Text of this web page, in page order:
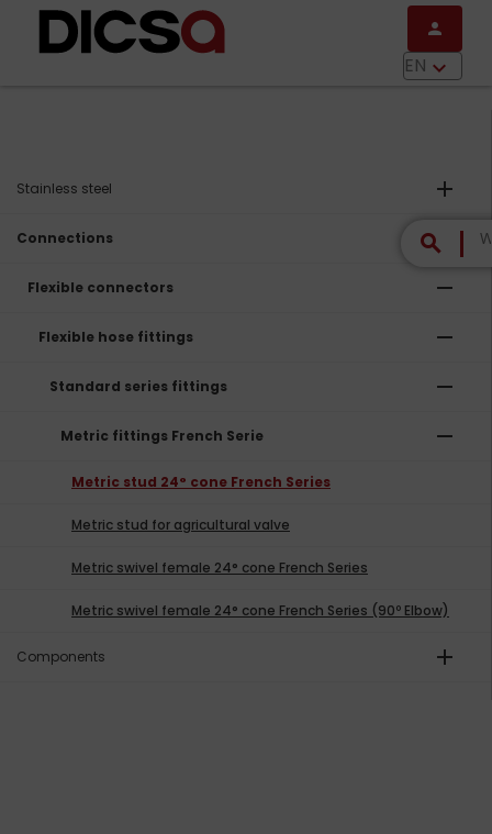
Skip to main content
person
EN keyboard_arrow_down
search
Stainless steel add
Connections remove
Flexible connectors remove
Flexible hose fittings remove
Standard series fittings remove
Metric fittings French Serie remove
Metric stud 24° cone French Series
Metric stud for agricultural valve
Metric swivel female 24° cone French Series
Metric swivel female 24° cone French Series (90º Elbow)
Components add